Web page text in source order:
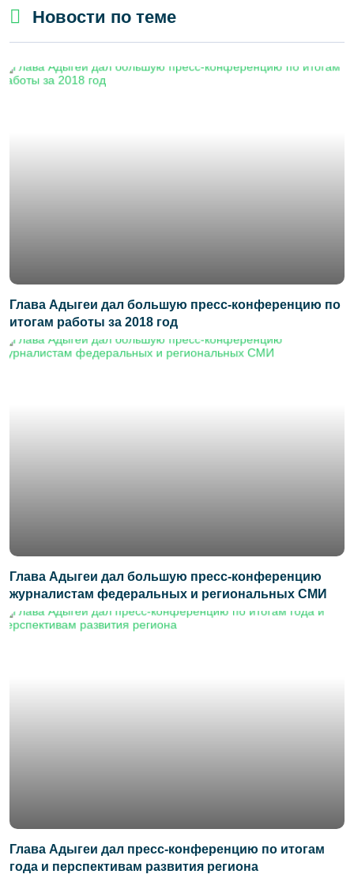
Новости по теме
Глава Адыгеи дал большую пресс-конференцию по
итогам работы за 2018 год
Глава Адыгеи дал большую пресс-конференцию
журналистам федеральных и региональных СМИ
Глава Адыгеи дал пресс-конференцию по итогам
года и перспективам развития региона